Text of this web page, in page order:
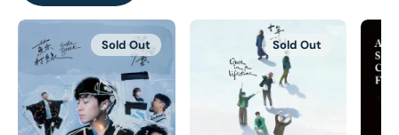
Sold Out Sold Out